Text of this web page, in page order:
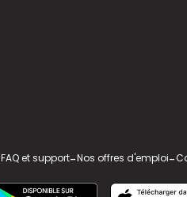
FAQ et support-Nos offres d'emploi-